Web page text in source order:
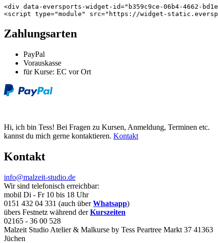
<div data-eversports-widget-id="b359c9ce-06b4-4662-
<script type="module" src="https://widget-
Zahlungsarten
PayPal
Vorauskasse
für Kurse: EC vor Ort
Hi, ich bin Tess! Bei Fragen zu Kursen, Anmeldung, Terminen etc.
kannst du mich gerne kontaktieren. Kontakt
Kontakt
info@malzeit-studio.de
Wir sind telefonisch erreichbar:
mobil Di - Fr 10 bis 18 Uhr
0151 432 04 331 (auch überWhatsapp)
übers Festnetz während derKurszeiten
02165 - 36 00 528
Malzeit Studio Atelier & Malkurse by Tess Peartree Markt 37 41363
Jüchen